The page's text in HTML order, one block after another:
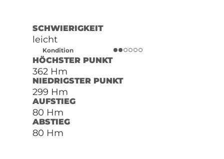
SCHWIERIGKEIT
leicht
Kondition
HÖCHSTER PUNKT
362 Hm
NIEDRIGSTER PUNKT
299 Hm
AUFSTIEG
80 Hm
ABSTIEG
80 Hm